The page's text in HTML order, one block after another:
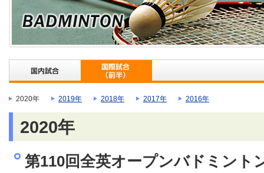
2020年 2019年 2018年 2017年 2016年
2020年
第110回全英オープンバドミント